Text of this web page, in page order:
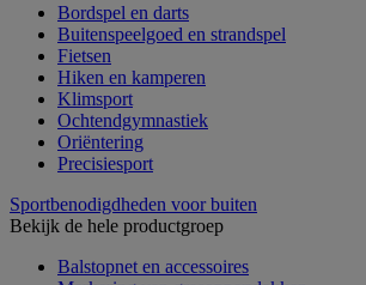
Bordspel en darts
Buitenspeelgoed en strandspel
Fietsen
Hiken en kamperen
Klimsport
Ochtendgymnastiek
Oriëntering
Precisiesport
Sportbenodigdheden voor buiten
Bekijk de hele productgroep
Balstopnet en accessoires